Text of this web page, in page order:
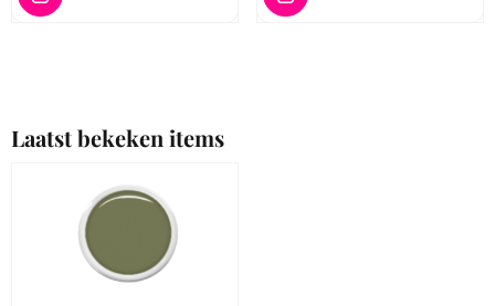
Laatst bekeken items